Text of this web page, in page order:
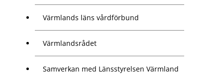
Värmlands läns vårdförbund
Värmlandsrådet
Samverkan med Länsstyrelsen Värmland